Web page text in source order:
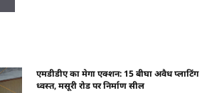
एमडीडीए का मेगा एक्शन: 15 बीघा अवैध प्लाटिंग
ध्वस्त, मसूरी रोड पर निर्माण सील